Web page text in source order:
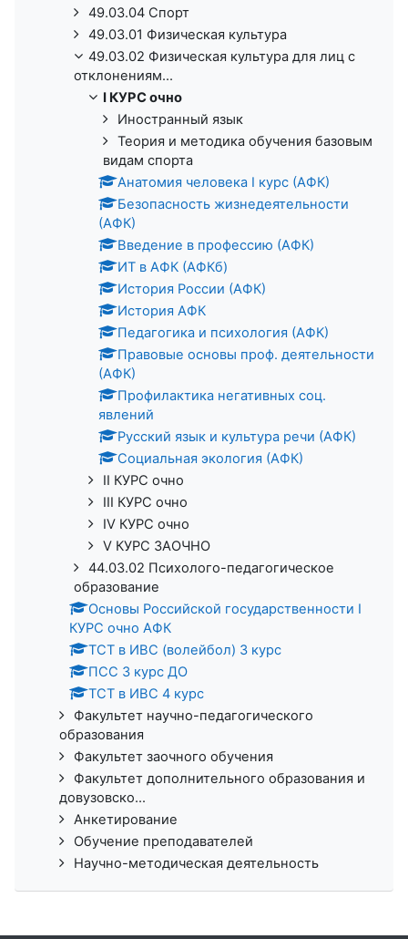
49.03.04 Спорт
49.03.01 Физическая культура
49.03.02 Физическая культура для лиц с
отклонениям...
I КУРС очно
Иностранный язык
Теория и методика обучения базовым
видам спорта
Анатомия человека I курс (АФК)
Безопасность жизнедеятельности
(АФК)
Введение в профессию (АФК)
ИТ в АФК (АФКб)
История России (АФК)
История АФК
Педагогика и психология (АФК)
Правовые основы проф. деятельности
(АФК)
Профилактика негативных соц.
явлений
Русский язык и культура речи (АФК)
Социальная экология (АФК)
II КУРС очно
III КУРС очно
IV КУРС очно
V КУРС ЗАОЧНО
44.03.02 Психолого-педагогическое
образование
Основы Российской государственности I
КУРС очно АФК
ТСТ в ИВС (волейбол) 3 курс
ПСС 3 курс ДО
ТСТ в ИВС 4 курс
Факультет научно-педагогического
образования
Факультет заочного обучения
Факультет дополнительного образования и
довузовско...
Анкетирование
Обучение преподавателей
Научно-методическая деятельность